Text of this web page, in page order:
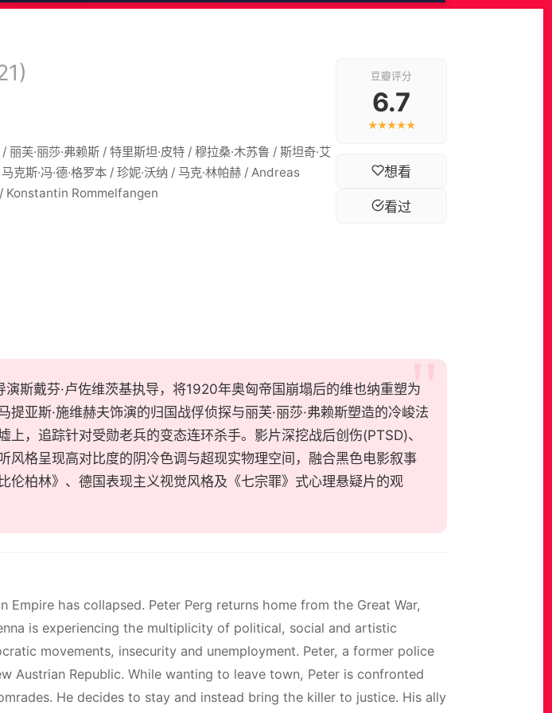
丽芙·丽莎·弗赖斯 / 特里斯坦·皮特 / 穆拉桑·木苏鲁 / 斯坦奇·艾
克斯·冯·德·格罗本 / 珍妮·沃纳 / 马克·林帕赫 / Andreas
Konstantin Rommelfangen
豆瓣评分
6.7
★★★★★
想看
看过
斯戴芬·卢佐维茨基执导，将1920年奥匈帝国崩塌后的维也纳重塑为
亚斯·施维赫夫饰演的归国战俘侦探与丽芙·丽莎·弗赖斯塑造的冷峻法
上，追踪针对受勋老兵的变态连环杀手。影片深挖战后创伤(PTSD)、
风格呈现高对比度的阴冷色调与超现实物理空间，融合黑色电影叙事
伦柏林》、德国表现主义视觉风格及《七宗罪》式心理悬疑片的观
Empire has collapsed. Peter Perg returns home from the Great War,
is experiencing the multiplicity of political, social and artistic
movements, insecurity and unemployment. Peter, a former police
Austrian Republic. While wanting to leave town, Peter is confronted
He decides to stay and instead bring the killer to justice. His ally